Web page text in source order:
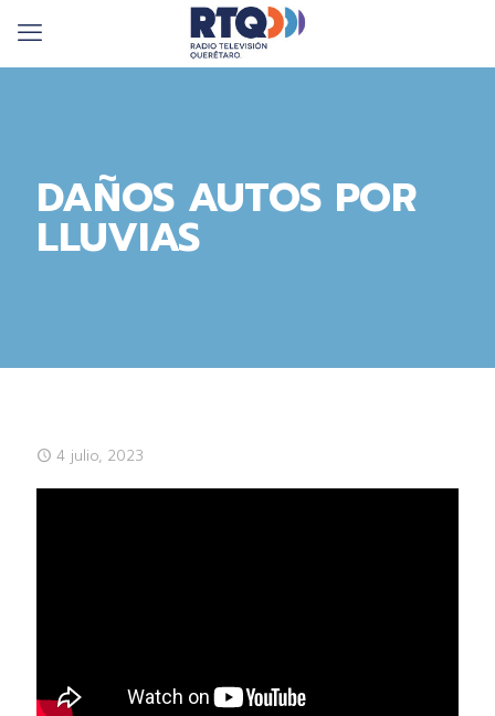
DAÑOS AUTOS POR
LLUVIAS
4 julio, 2023